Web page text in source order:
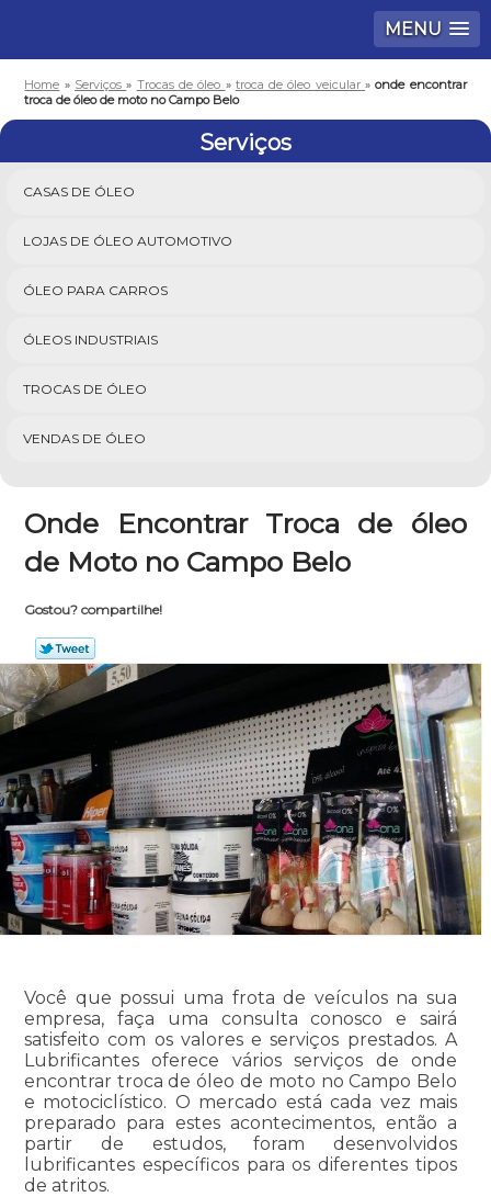
MENU
Home » Serviços» Trocas de óleo » troca de óleo veicular»onde encontrar
troca de óleo de moto no Campo Belo
Serviços
CASAS DE ÓLEO
LOJAS DE ÓLEO AUTOMOTIVO
ÓLEO PARA CARROS
ÓLEOS INDUSTRIAIS
TROCAS DE ÓLEO
VENDAS DE ÓLEO
Onde Encontrar Troca de óleo
de Moto no Campo Belo
Gostou? compartilhe!
Você que possui uma frota de veículos na sua
empresa, faça uma consulta conosco e sairá
satisfeito com os valores e serviços prestados. A
Lubrificantes oferece vários serviços de onde
encontrar troca de óleo de moto no Campo Belo
e motociclístico. O mercado está cada vez mais
preparado para estes acontecimentos, então a
partir de estudos, foram desenvolvidos
lubrificantes específicos para os diferentes tipos
de atritos.